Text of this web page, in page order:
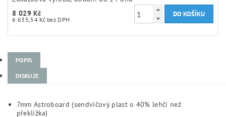
8 029 Kč
6 635,54 Kč bez DPH
POPIS
DISKUZE
7mm Astroboard (sendvičový plast o 40% lehčí než
překližka)